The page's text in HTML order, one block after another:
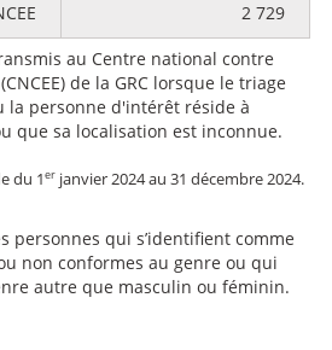
2 729
au Centre national contre
de la GRC lorsque le triage
la personne d'intérêt réside à
que sa localisation est inconnue.
du 1er janvier 2024 au 31 décembre 2024.
personnes qui s’identifient comme
non conformes au genre ou qui
autre que masculin ou féminin.